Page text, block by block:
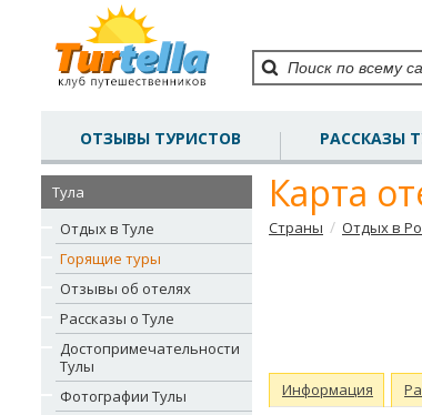
ОТЗЫВЫ ТУРИСТОВ РАССКАЗЫ
Тула
Отдых в Туле
Горящие туры
Отзывы об отелях
Рассказы о Туле
Достопримечательности
Тулы
Фотографии Тулы
Карта
Страны / Отдых в
Информация